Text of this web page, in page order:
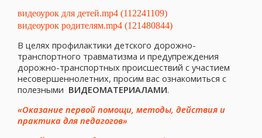
видеоурок для детей.mp4 (112241109)
видеоурок родителям.mp4 (121480844)
В целях профилактики детского дорожно-
транспортного травматизма и предупреждения
дорожно-транспортных происшествий с участием
несовершеннолетних, просим вас ознакомиться с
полезными ВИДЕОМАТЕРИАЛАМИ.
«Оказание первой помощи, методы, действия и
практика для педагогов»